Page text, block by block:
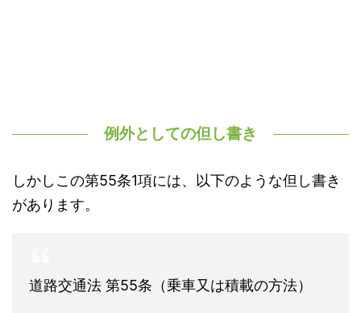
例外としての但し書き
しかしこの第55条1項には、以下のような但し書き
があります。
道路交通法 第55条（乗車又は積載の方法）